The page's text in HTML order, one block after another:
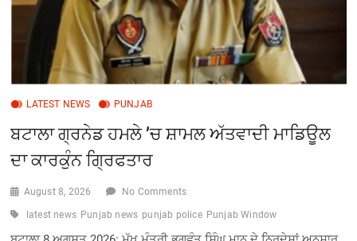
LATEST NEWS PUNJAB
ਬਟਾਲਾ ਗ੍ਰਨੇਡ ਹਮਲੇ ’ਚ ਸ਼ਾਮਲ ਅੱਤਵਾਦੀ ਮਾਡਿਊਲ
ਦਾ ਕਾਰਕੁੰਨ ਗ੍ਰਿਫਤਾਰ
August 8, 2026 No Comments
latest news Punjab news punjab police Punjab Window